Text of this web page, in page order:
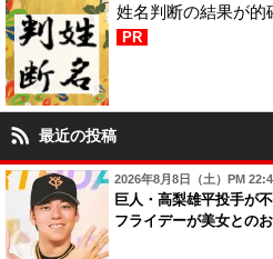
姓名判断の結果が的
PR
最近の投稿
2026年8月8日（土）PM
巨人・高梨雄平投手が
フライデーが美女との